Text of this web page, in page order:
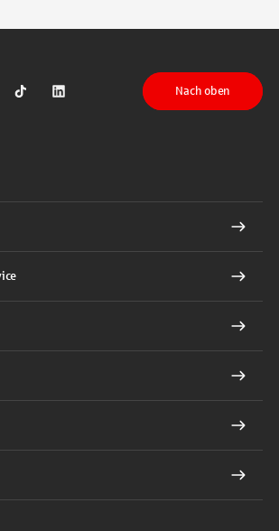
Youtube
auf Instagram
Sparkasse auf TikTok
Sparkasse auf LinkedIn
Nach oben